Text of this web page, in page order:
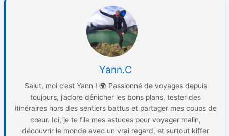
Yann.C
Salut, moi c’est Yann ! 🌍 Passionné de voyages depuis
toujours, j’adore dénicher les bons plans, tester des
itinéraires hors des sentiers battus et partager mes coups de
cœur. Ici, je te file mes astuces pour voyager malin,
découvrir le monde avec un vrai regard, et surtout kiffer